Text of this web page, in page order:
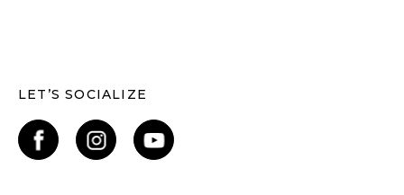
LET’S SOCIALIZE